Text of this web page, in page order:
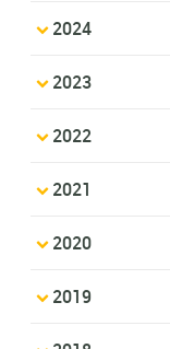
2024
2023
2022
2021
2020
2019